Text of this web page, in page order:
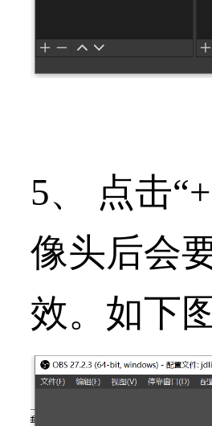
5、 点击“+
像头后会
效。如下